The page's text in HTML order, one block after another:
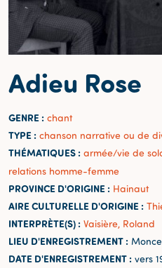
Adieu Rose
GENRE : chant
TYPE : chanson narrative ou de
THÉMATIQUES : armée/vie de
relations homme-femme
PROVINCE D'ORIGINE : Hainaut
AIRE CULTURELLE D'ORIGINE :
INTERPRÈTE(S) : Vaisière, Roland
LIEU D'ENREGISTREMENT :
DATE D'ENREGISTREMENT : vers